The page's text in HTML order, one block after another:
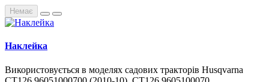
Немає
Наклейка
Використовується в моделях садових тракторів Husqvarna